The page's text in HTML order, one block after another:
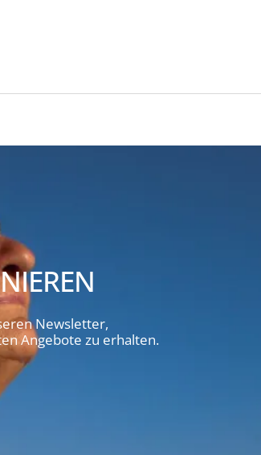
Newsletter,
Angebote zu erhalten.